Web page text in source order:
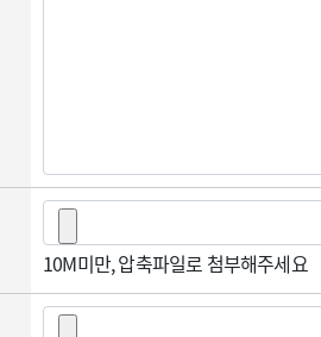
10M미만, 압축파일로 첨부해주세요